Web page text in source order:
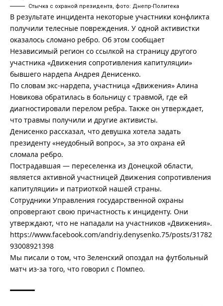
Стычка с охраной президента, фото: Днепр-Политека
В результате инцидента некоторые участники конфликта
получили телесные повреждения. У одной активистки
оказалось сломано ребро. Об этом сообщает
Независимый регион со ссылкой на страницу другого
участника «Движения сопротивления капитуляции»
бывшего нардепа Андрея Денисенко.
По словам экс-нардепа, участница «Движения» Алина
Новикова обратилась в больницу с травмой, где ей
диагностировали перелом ребра. Также он утверждает,
что травмы получили и другие активисты.
Денисенко рассказал, что девушка хотела задать
президенту «неудобный вопрос», за это охрана ей
сломала ребро.
Пострадавшая — переселенка из Донецкой области,
является активной участницей Движения сопротивления
капитуляции» и патриоткой нашей страны.
Сотрудники Управления государственной охраны
опровергают свою причастность к инциденту. Они
утверждают, что не нападали на участников «Движения».
https://www.facebook.com/andriy.denysenko.75/posts/31782
93008921398
Мы писали о том, что Зеленский опоздал на футбольный
матч из-за того, что говорил с Помпео.